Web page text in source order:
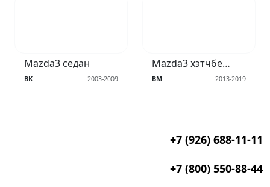
Mazda3 седан
BK 2003-2009
Mazda3 хэтчбек III
BM 2013-2019
+7 (926) 688-11-11
+7 (800) 550-88-44